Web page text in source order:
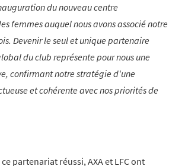
du nouveau centre
femmes auquel nous avons associé notre
Devenir le seul et unique partenaire
du club représente pour nous une
confirmant notre stratégie d'une
et cohérente avec nos priorités de
partenariat réussi, AXA et LFC ont